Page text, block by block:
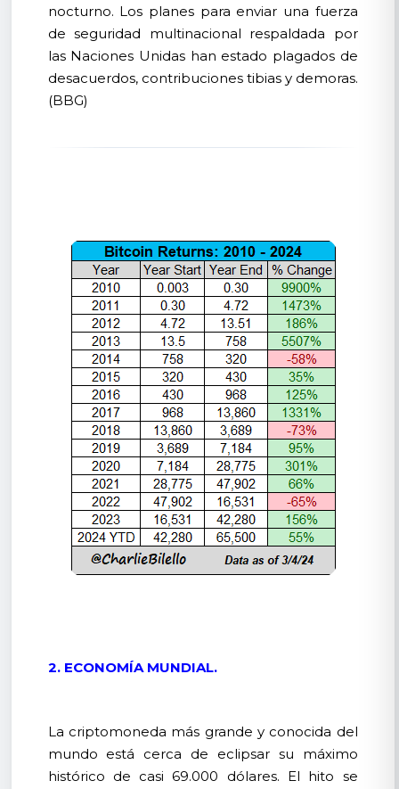
nocturno. Los planes para enviar una fuerza
de seguridad multinacional respaldada por
las Naciones Unidas han estado plagados de
desacuerdos, contribuciones tibias y demoras.
(BBG)
2. ECONOMÍA MUNDIAL.
La criptomoneda más grande y conocida del
mundo está cerca de eclipsar su máximo
histórico de casi 69.000 dólares. El hito se